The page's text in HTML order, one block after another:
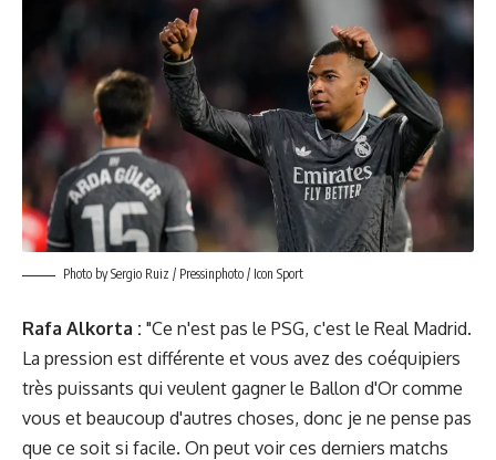
Photo by Sergio Ruiz / Pressinphoto / Icon Sport
Rafa Alkorta : "Ce n'est pas le PSG, c'est le Real Madrid.
La pression est différente et vous avez des coéquipiers
très puissants qui veulent gagner le Ballon d'Or comme
vous et beaucoup d'autres choses, donc je ne pense pas
que ce soit si facile. On peut voir ces derniers matchs